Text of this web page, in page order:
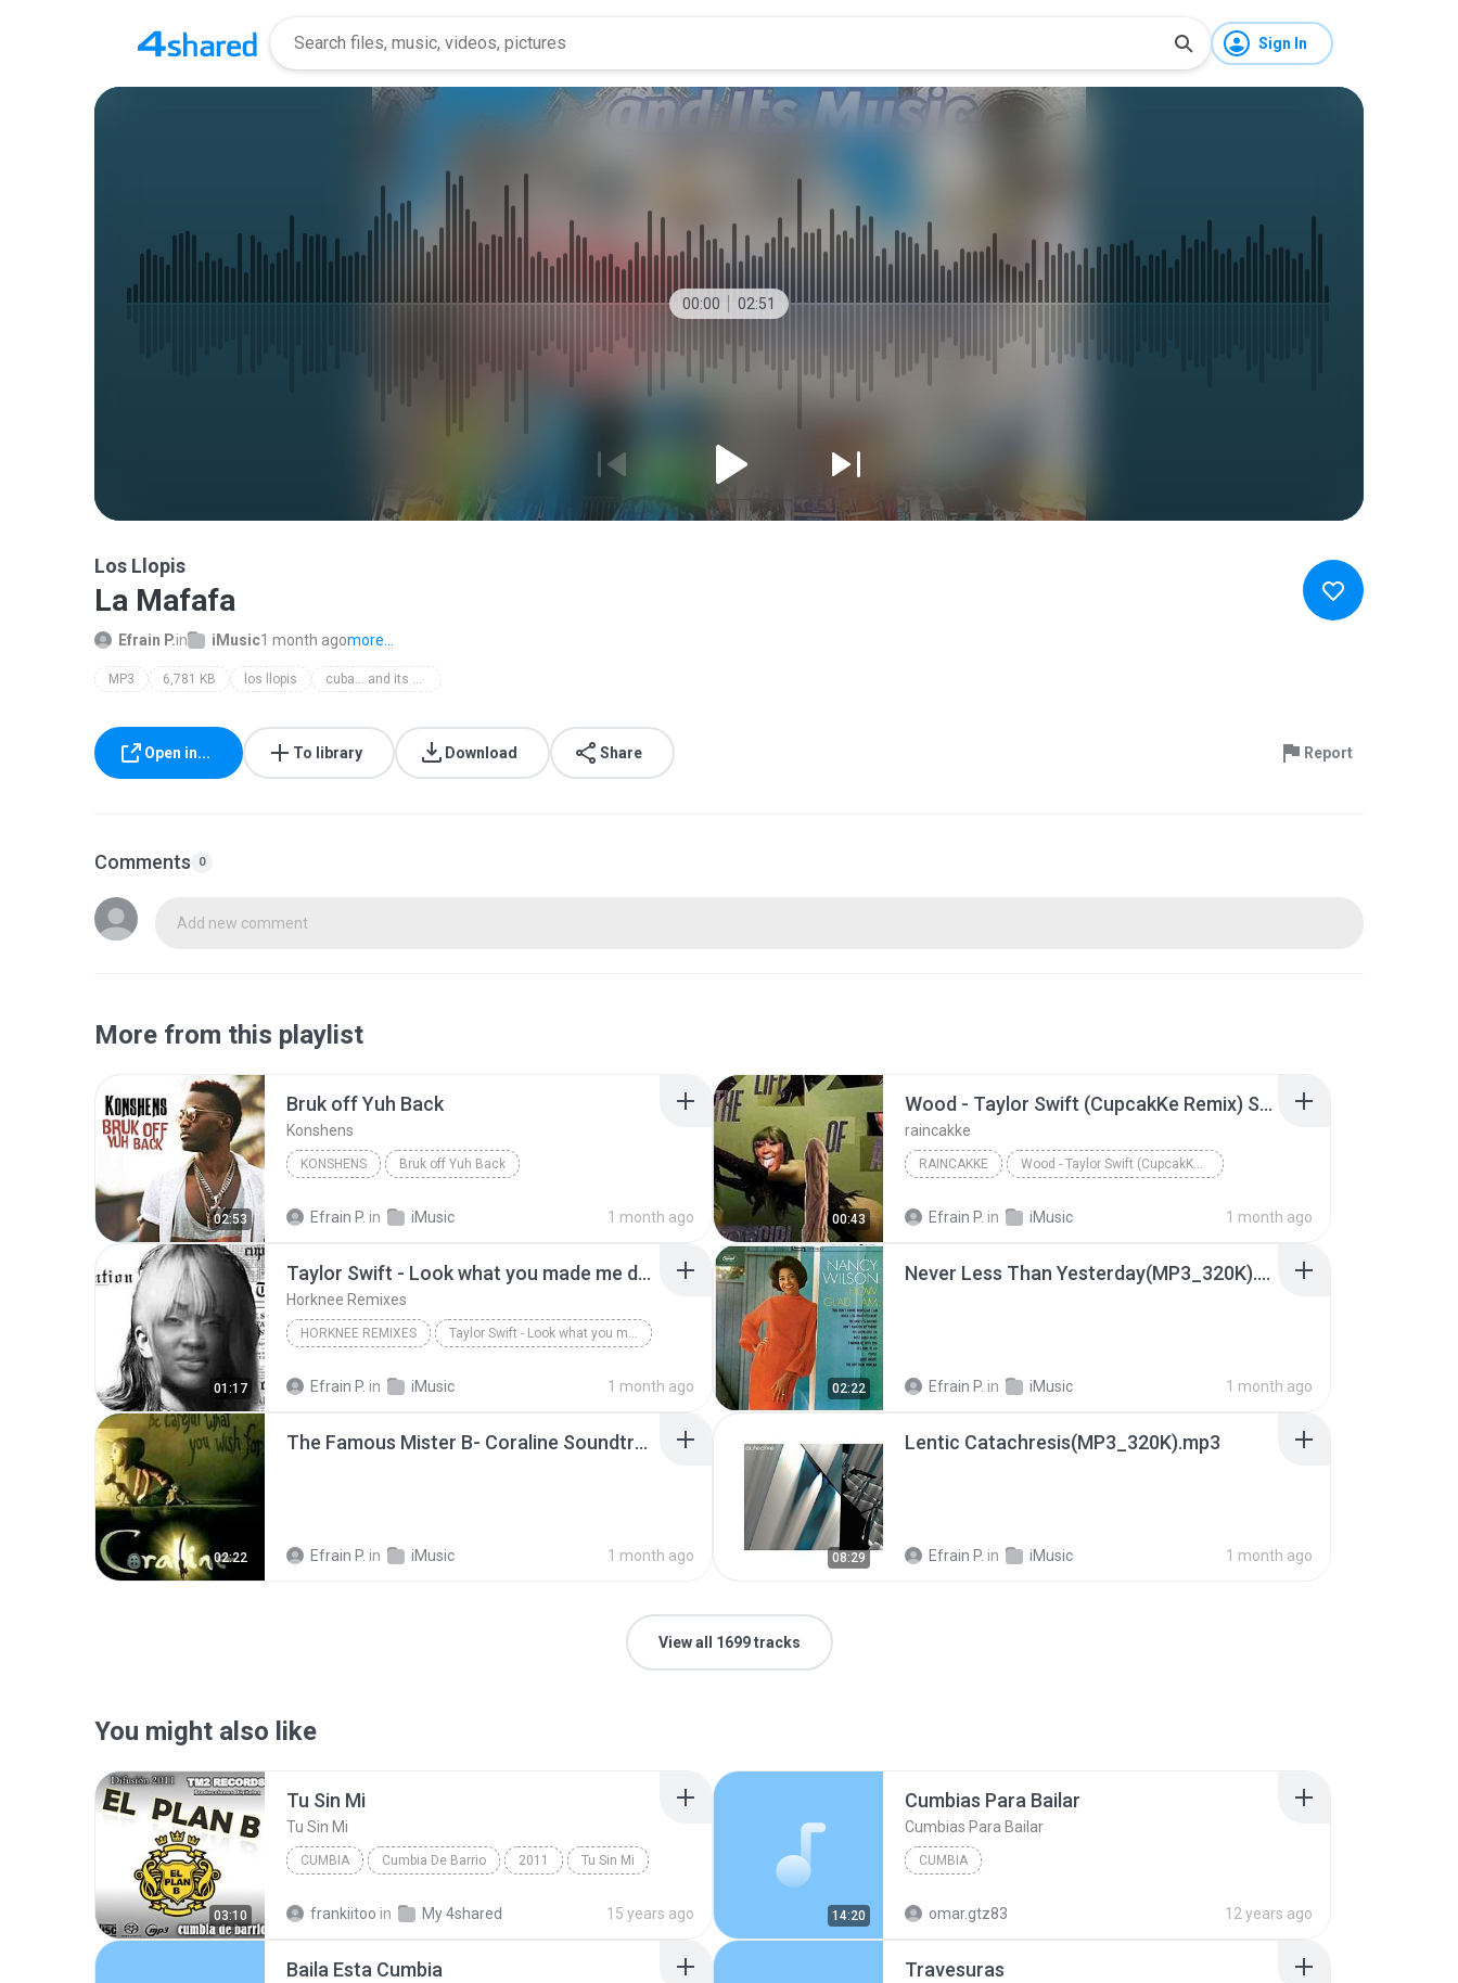
Sign In
00:00 02:51
Los Llopis
La Mafafa
Efrain P.in iMusic1 month agomore...
MP3 6,781 KB los llopis cuba... and its music: güarachas y güajiras vol. 1
Open in... To library Download Share Report
Comments 0
Add new comment
More from this playlist
02:53
Bruk off Yuh Back
Konshens
KONSHENS Bruk off Yuh Back
Efrain P. in iMusic 1 month ago 00:43
Wood - Taylor Swift (CupcakKe Remix) Snippet
raincakke
RAINCAKKE Wood - Taylor Swift (CupcakKe Remix) Snippet
Efrain P. in iMusic 1 month ago
01:17
Taylor Swift - Look what you made me do (Cupcakke Remix)
Horknee Remixes
HORKNEE REMIXES Taylor Swift - Look what you made me do (Cupcakke...
Efrain P. in iMusic 1 month ago 02:22
Never Less Than Yesterday(MP3_320K).mp3
Efrain P. in iMusic 1 month ago
02:22
The Famous Mister B- Coraline Soundtrack(MP3_320K)_1.mp3
Efrain P. in iMusic 1 month ago 08:29
Lentic Catachresis(MP3_320K).mp3
Efrain P. in iMusic 1 month ago
View all 1699 tracks
You might also like
03:10
Tu Sin Mi
Tu Sin Mi
CUMBIA Cumbia De Barrio 2011 Tu Sin Mi
frankiitoo in My 4shared 15 years ago 14:20
Cumbias Para Bailar
Cumbias Para Bailar
CUMBIA
omar.gtz83 12 years ago
Baila Esta Cumbia Travesuras